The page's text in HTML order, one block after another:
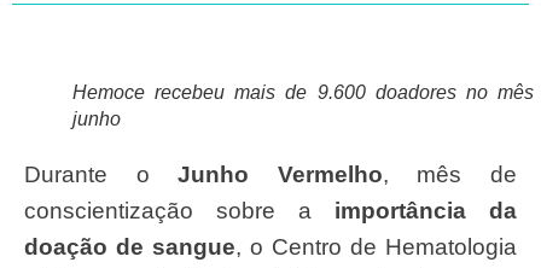
Hemoce recebeu mais de 9.600 doadores no mês
junho
Durante oJunho Vermelho, mês de
conscientização sobre a importância da
doação de sangue, o Centro de Hematologia